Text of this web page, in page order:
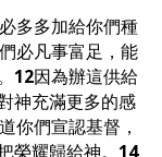
多多加給你們種
必凡事富足，能
12因為辦這供給
神充滿更多的感
你們宣認基督，
耀歸給神。 14